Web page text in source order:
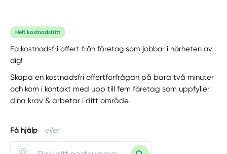
Helt kostnadsfritt
Få kostnadsfri offert från företag som jobbar i närheten av
dig!
Skapa en kostnadsfri offertförfrågan på bara två minuter
och kom i kontakt med upp till fem företag som uppfyller
dina krav & arbetar i ditt område.
Få hjälp eller